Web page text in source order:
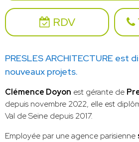
RDV
PRESLES ARCHITECTURE est
nouveaux projets.
Clémence Doyon est gérante de
depuis novembre 2022, elle est
Val de Seine depuis 2017.
Employée par une agence parisienne